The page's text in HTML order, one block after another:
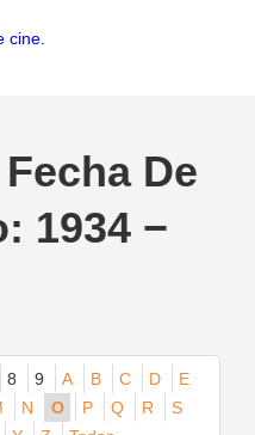
De
1934 −
8 9 A B C D
E
N O P Q R
S